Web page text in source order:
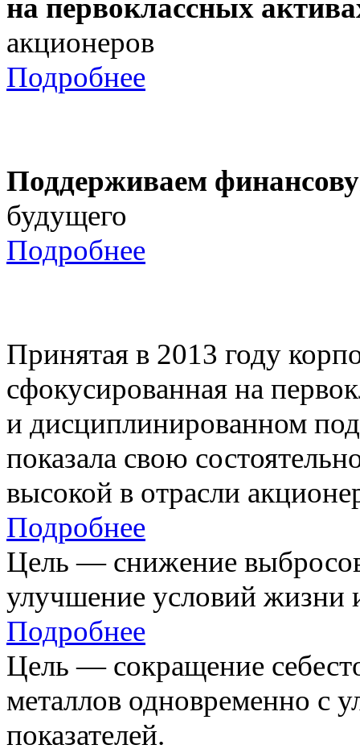
на первоклассных
акционеров
Подробнее
Поддерживаем
будущего
Подробнее
Принятая в 2013 году
сфокусированная на
и дисциплинированном
показала свою
высокой в отрасли
Подробнее
Цель — снижение
улучшение условий жизни
Подробнее
Цель — сокращение
металлов одновременно с
показателей.